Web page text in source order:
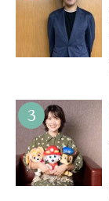
3